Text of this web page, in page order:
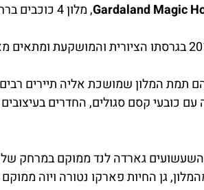
Gardaland Magic, מלון 4 כוכבים ברחוב
אחד ממלונות מקבוצת מלונות הגארדלנד, נפתח בשנת 2019 בגרסתו
תמת המלון שמושכת אליה תיירים
כובעי קסם סגולים, החדרים